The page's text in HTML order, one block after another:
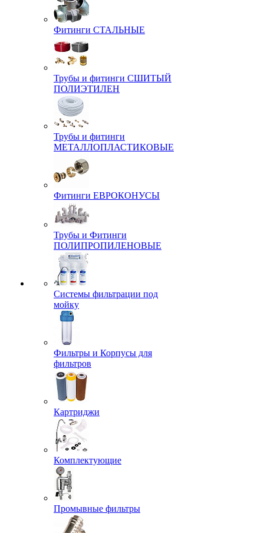
Фитинги СТАЛЬНЫЕ
Трубы и фитинги СШИТЫЙ
ПОЛИЭТИЛЕН
Трубы и фитинги
МЕТАЛЛОПЛАСТИКОВЫЕ
Фитинги ЕВРОКОНУСЫ
Трубы и Фитинги
ПОЛИПРОПИЛЕНОВЫЕ
Системы фильтрации под
мойку
Фильтры и Корпусы для
фильтров
Картриджи
Комплектующие
Промывные фильтры